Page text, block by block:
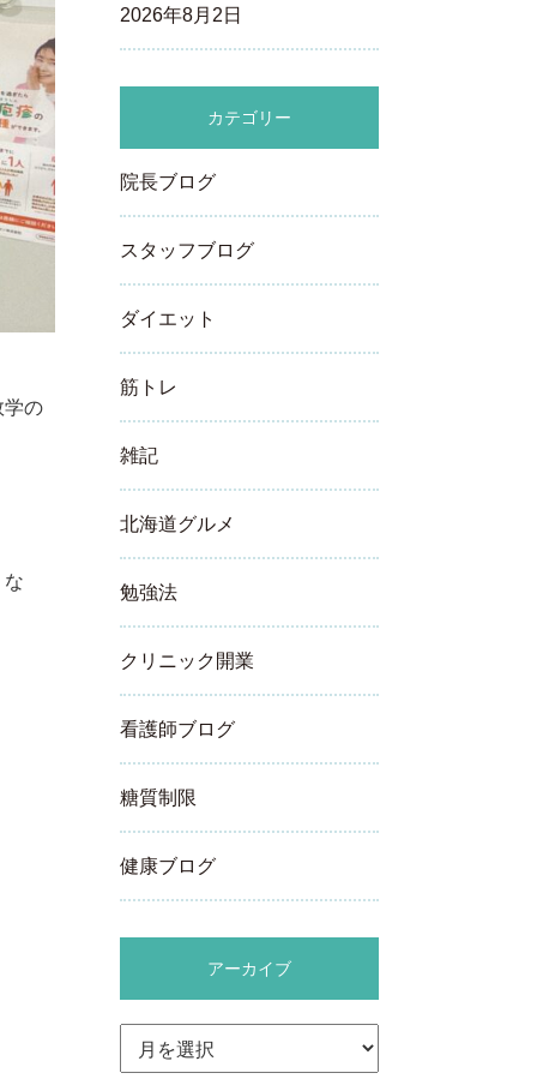
学の
な
2026年8月2日
カテゴリー
院長ブログ
スタッフブログ
ダイエット
筋トレ
雑記
北海道グルメ
勉強法
クリニック開業
看護師ブログ
糖質制限
健康ブログ
アーカイブ
カ